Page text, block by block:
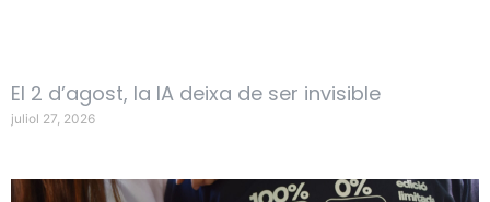
El 2 d’agost, la IA deixa de ser invisible
juliol 27, 2026